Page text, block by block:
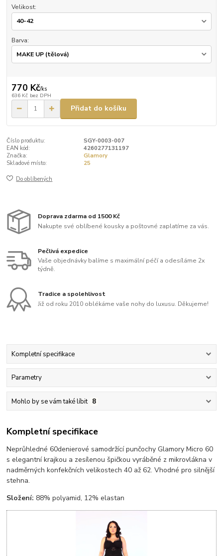
Velikost:
Barva:
770 Kč/ks
636 Kč bez DPH
Přidat do košíku
Číslo produktu:
SGY-0003-007
EAN kód:
4260277131197
Značka:
Glamory
Skladové místo:
25
Do oblíbených
Doprava zdarma od 1500 Kč
Nakupte své oblíbené kousky a poštovné zaplatíme za vás.
Pečlivá expedice
Vaše objednávky balíme s maximální péčí a odesíláme 2x
týdně.
Tradice a spolehlivost
Již od roku 2010 oblékáme vaše nohy do luxusu. Děkujeme!
Kompletní specifikace
Parametry
Mohlo by se vám také líbit 8
Kompletní specifikace
Neprůhledné 60denierové samodržící punčochy Glamory Micro 60
s elegantní krajkou a zesílenou špičkou vyráběné z mikrovlákna v
nadměrných konfekčních velikostech 40 až 62. Vhodné pro silnější
stehna.
Složení: 88% polyamid, 12% elastan